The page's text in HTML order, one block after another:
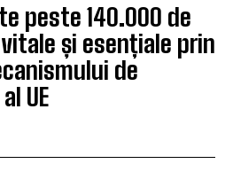
peste 140.000 de
și esențiale prin
de
UE